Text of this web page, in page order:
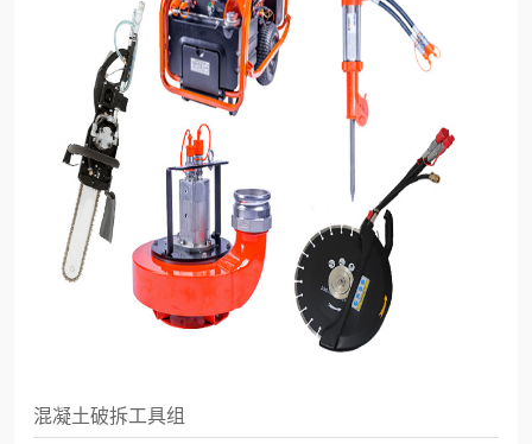
混凝土破拆工具组